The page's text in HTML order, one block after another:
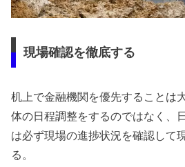
現場確認を徹底する
机上で金融機関を優先することは
体の日程調整をするのではなく、
は必ず現場の進捗状況を確認して
る。